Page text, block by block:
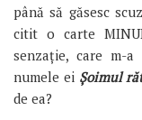
până să găsesc
citit o carte
senzație, care m-
numele ei Șoimul
de ea?